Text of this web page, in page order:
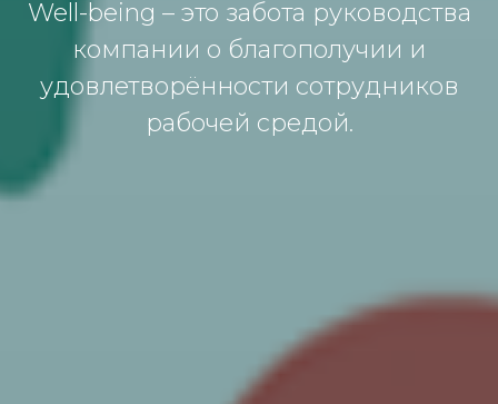
Well-being – это забота руководства
компании о благополучии и
удовлетворённости сотрудников
рабочей средой.